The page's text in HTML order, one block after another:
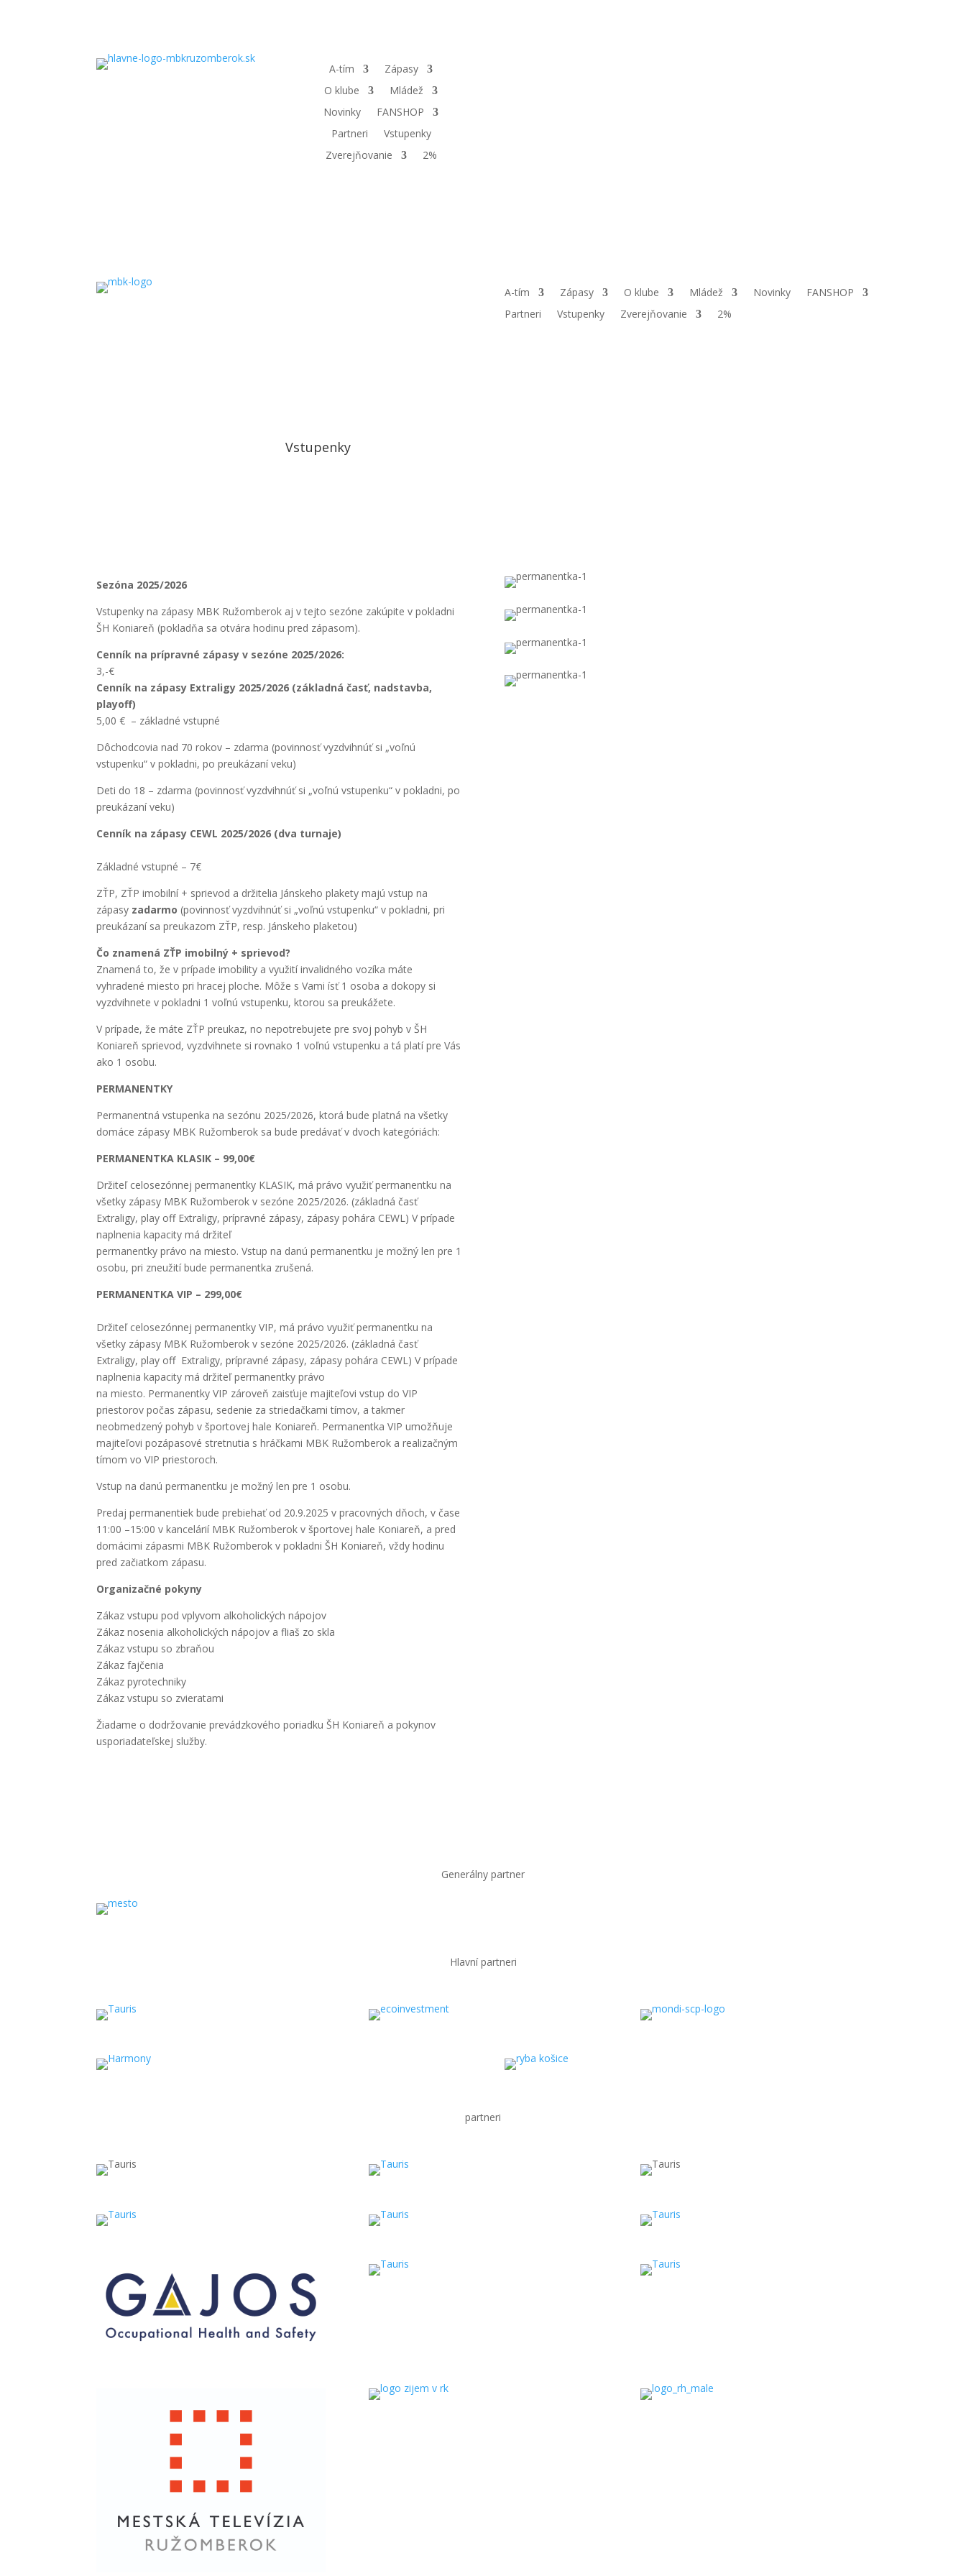
A-tím
Zápasy
O klube
Mládež
Novinky
FANSHOP
Partneri
Vstupenky
Zverejňovanie
2%
A-tím Zápasy O klube Mládež Novinky
FANSHOP
Partneri
Vstupenky Zverejňovanie 2%
Vstupenky
Sezóna 2025/2026
Vstupenky na zápasy MBK Ružomberok aj v tejto sezóne zakúpite v pokladni
ŠH Koniareň (pokladňa sa otvára hodinu pred zápasom).
Cenník na prípravné zápasy v sezóne 2025/2026:
3,-€
Cenník na zápasy Extraligy 2025/2026 (základná časť, nadstavba,
playoff)
5,00 € – základné vstupné
Dôchodcovia nad 70 rokov – zdarma (povinnosť vyzdvihnúť si „voľnú
vstupenku“ v pokladni, po preukázaní veku)
Deti do 18 – zdarma (povinnosť vyzdvihnúť si „voľnú vstupenku“ v pokladni, po
preukázaní veku)
Cenník na zápasy CEWL 2025/2026 (dva turnaje)
Základné vstupné – 7€
ZŤP, ZŤP imobilní + sprievod a držitelia Jánskeho plakety majú vstup na
zápasy zadarmo (povinnosť vyzdvihnúť si „voľnú vstupenku“ v pokladni, pri
preukázaní sa preukazom ZŤP, resp. Jánskeho plaketou)
Čo znamená ZŤP imobilný + sprievod?
Znamená to, že v prípade imobility a využití invalidného vozíka máte
vyhradené miesto pri hracej ploche. Môže s Vami ísť 1 osoba a dokopy si
vyzdvihnete v pokladni 1 voľnú vstupenku, ktorou sa preukážete.
V prípade, že máte ZŤP preukaz, no nepotrebujete pre svoj pohyb v ŠH
Koniareň sprievod, vyzdvihnete si rovnako 1 voľnú vstupenku a tá platí pre Vás
ako 1 osobu.
PERMANENTKY
Permanentná vstupenka na sezónu 2025/2026, ktorá bude platná na všetky
domáce zápasy MBK Ružomberok sa bude predávať v dvoch kategóriách:
PERMANENTKA KLASIK – 99,00€
Držiteľ celosezónnej permanentky KLASIK, má právo využiť permanentku na
všetky zápasy MBK Ružomberok v sezóne 2025/2026. (základná časť
Extraligy, play off Extraligy, prípravné zápasy, zápasy pohára CEWL) V prípade
naplnenia kapacity má držiteľ
permanentky právo na miesto. Vstup na danú permanentku je možný len pre 1
osobu, pri zneužití bude permanentka zrušená.
PERMANENTKA VIP – 299,00€
Držiteľ celosezónnej permanentky VIP, má právo využiť permanentku na
všetky zápasy MBK Ružomberok v sezóne 2025/2026. (základná časť
Extraligy, play off Extraligy, prípravné zápasy, zápasy pohára CEWL) V prípade
naplnenia kapacity má držiteľ permanentky právo
na miesto. Permanentky VIP zároveň zaisťuje majiteľovi vstup do VIP
priestorov počas zápasu, sedenie za striedačkami tímov, a takmer
neobmedzený pohyb v športovej hale Koniareň. Permanentka VIP umožňuje
majiteľovi pozápasové stretnutia s hráčkami MBK Ružomberok a realizačným
tímom vo VIP priestoroch.
Vstup na danú permanentku je možný len pre 1 osobu.
Predaj permanentiek bude prebiehať od 20.9.2025 v pracovných dňoch, v čase
11:00 –15:00 v kancelárií MBK Ružomberok v športovej hale Koniareň, a pred
domácimi zápasmi MBK Ružomberok v pokladni ŠH Koniareň, vždy hodinu
pred začiatkom zápasu.
Organizačné pokyny
Zákaz vstupu pod vplyvom alkoholických nápojov
Zákaz nosenia alkoholických nápojov a fliaš zo skla
Zákaz vstupu so zbraňou
Zákaz fajčenia
Zákaz pyrotechniky
Zákaz vstupu so zvieratami
Žiadame o dodržovanie prevádzkového poriadku ŠH Koniareň a pokynov
usporiadateľskej služby.
Generálny partner
Hlavní partneri
partneri